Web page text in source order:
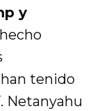
y
tenido
Netanyahu